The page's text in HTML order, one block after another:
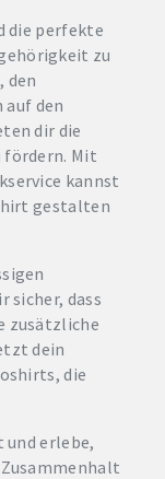
die perfekte
zu
den
auf den
dir die
fördern. Mit
kannst
gestalten
sicher, dass
zusätzliche
dein
die
erlebe,